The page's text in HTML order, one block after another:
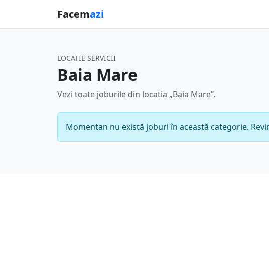
Facemazi
LOCATIE SERVICII
Baia Mare
Vezi toate joburile din locatia „Baia Mare”.
Momentan nu există joburi în această categorie.